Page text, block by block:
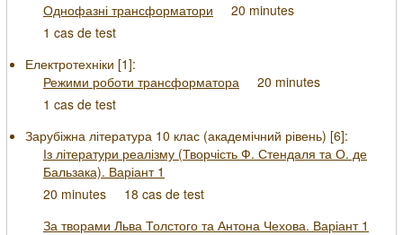
Однофазні трансформатори
20 minutes
1 cas de test
Електротехніки [1]:
Режими роботи трансформатора
20 minutes
1 cas de test
Зарубіжна література 10 клас (академічний рівень) [6]:
Із літератури реалізму (Творчість Ф. Стендаля та О. де
Бальзака). Варіант 1
20 minutes
18 cas de test
За творами Льва Толстого та Антона Чехова. Варіант 1